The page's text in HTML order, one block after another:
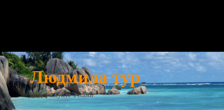
Людмила тур
Подорожуйте з нами